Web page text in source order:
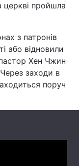
пройшла
з патронів
або відновили
Хен Чжин
заходи в
поруч